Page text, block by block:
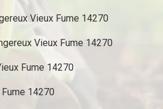
Vieux Fume 14270
Vieux Fume 14270
Fume 14270
14270